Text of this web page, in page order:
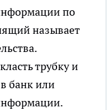
по
называет
трубку и
банк или